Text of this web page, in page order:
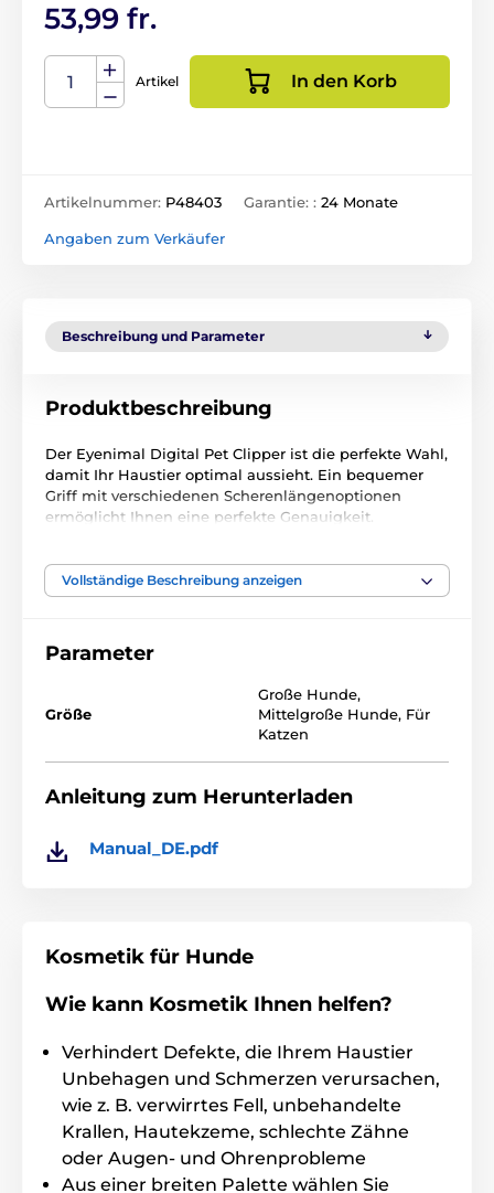
53,99 fr.
Artikel In den Korb
Artikelnummer: P48403 Garantie: : 24 Monate
Angaben zum Verkäufer
Beschreibung und Parameter
Produktbeschreibung
Der Eyenimal Digital Pet Clipper ist die perfekte Wahl,
damit Ihr Haustier optimal aussieht. Ein bequemer
Griff mit verschiedenen Scherenlängenoptionen
ermöglicht Ihnen eine perfekte Genauigkeit.
wiederaufladbar. Sobald der Akku fast leer ist, werden
Sie von einer intelligenten LED benachrichtigt.
unauffälligen leisen Betrieb und einen klaren LCD-
Bildschirm für eine einfache Einrichtung.
Klingen aus Keramik und Titanstahl
Batteriestandsanzeige auf dem LCD-Bildschirm
Batteriekühlsystem gegen Überhitzung
Einfacher Austausch des Schneidkopfes
Lange Akkulaufzeit - 4 Stunden
Vorteile
Keramik- und Titanklingen
Batteriestatusanzeige
Batteriekühlsystem
Lange Akkulaufzeit
Leiser Betrieb der Maschine
Vollständige Beschreibung anzeigen
Parameter
Größe
Große Hunde,
Mittelgroße Hunde, Für
Katzen
Anleitung zum Herunterladen
Manual_DE.pdf
Kosmetik für Hunde
Wie kann Kosmetik Ihnen helfen?
Verhindert Defekte, die Ihrem Haustier
Unbehagen und Schmerzen verursachen,
wie z. B. verwirrtes Fell, unbehandelte
Krallen, Hautekzeme, schlechte Zähne
oder Augen- und Ohrenprobleme
Aus einer breiten Palette wählen Sie